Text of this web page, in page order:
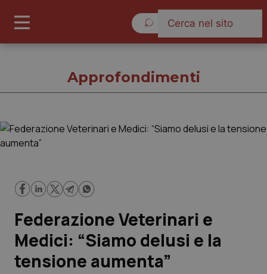
Governo e Parlamento
Regioni e Asl
Lavoro e Professioni
Approfondimenti
Federazione Veterinari e
Medici: “Siamo delusi e la
tensione aumenta”